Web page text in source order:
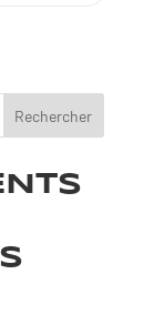
Rechercher